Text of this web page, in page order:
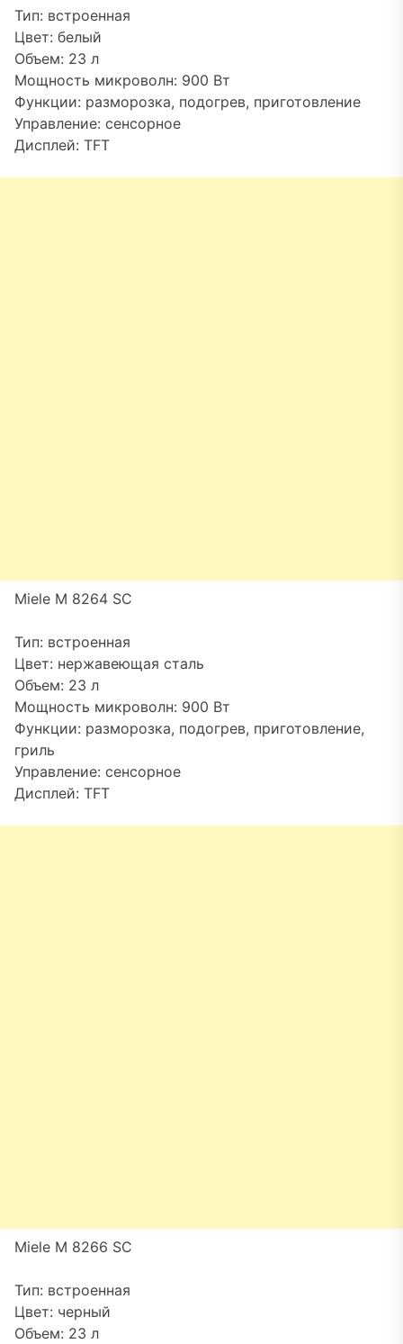
Тип: встроенная
Цвет: белый
Объем: 23 л
Мощность микроволн: 900 Вт
Функции: разморозка, подогрев, приготовление
Управление: сенсорное
Дисплей: TFT
Miele M 8264 SC
Тип: встроенная
Цвет: нержавеющая сталь
Объем: 23 л
Мощность микроволн: 900 Вт
Функции: разморозка, подогрев, приготовление,
гриль
Управление: сенсорное
Дисплей: TFT
Miele M 8266 SC
Тип: встроенная
Цвет: черный
Объем: 23 л